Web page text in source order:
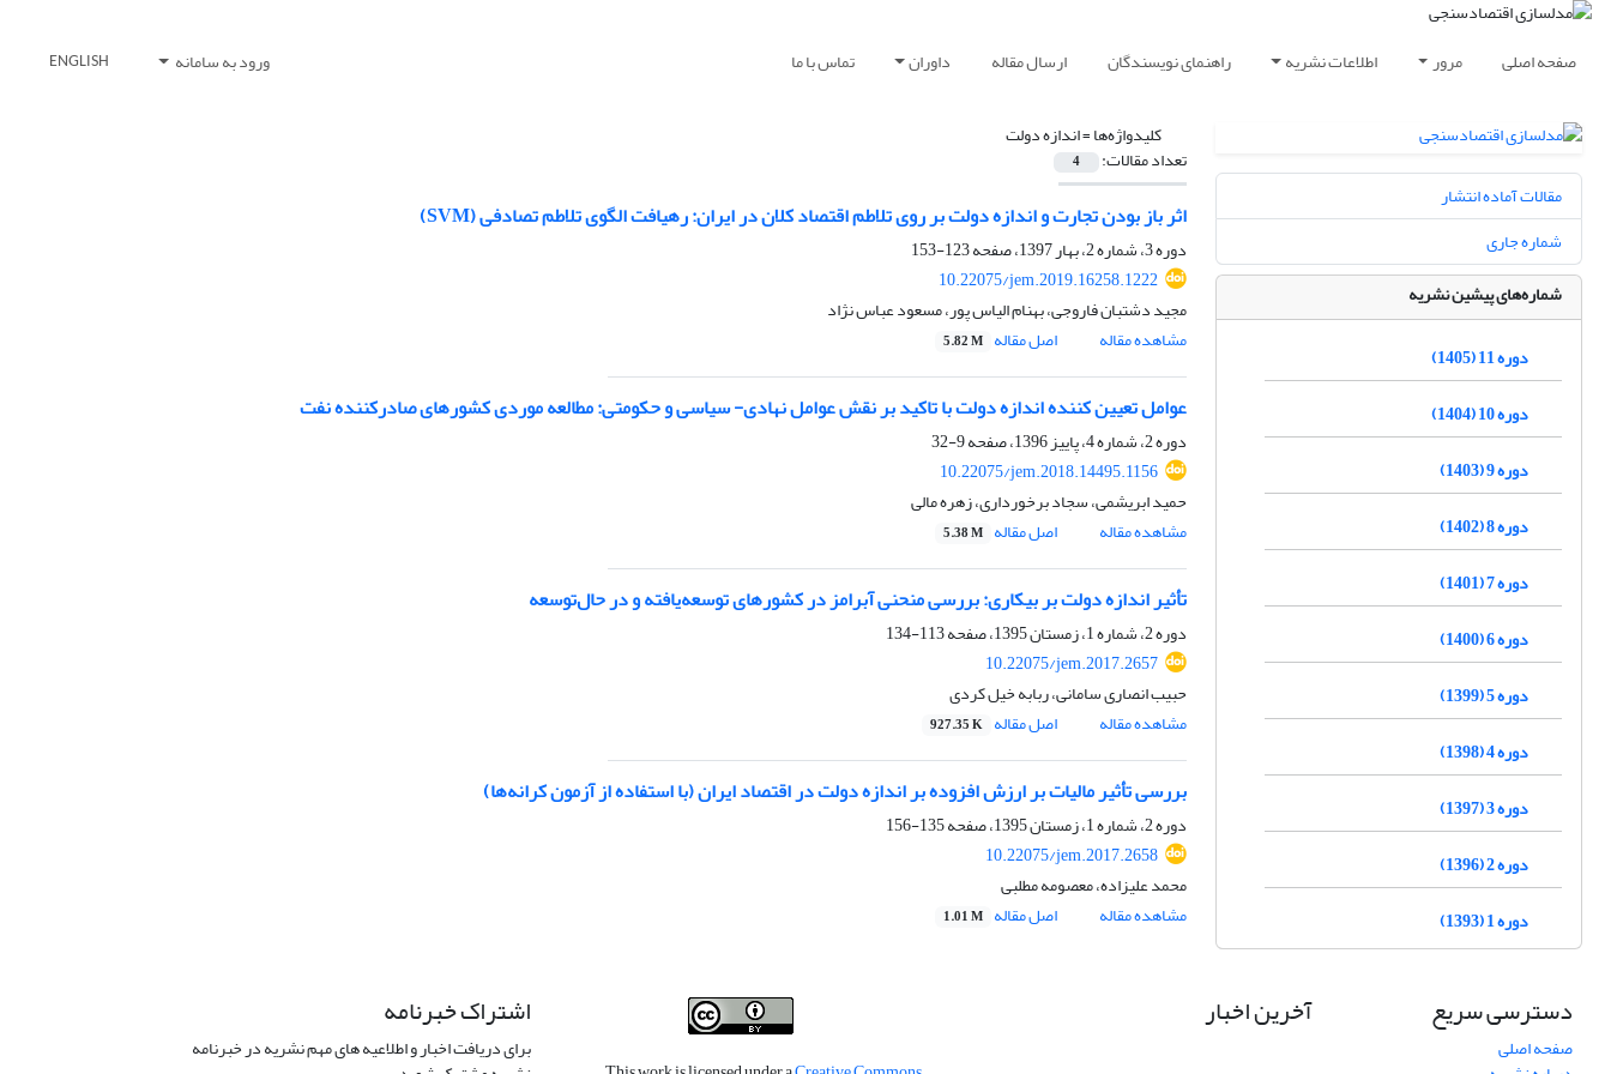
صفحه اصلی مرور اطلاعات نشریه راهنمای نویسندگان ارسال مقاله داوران تماس با ما ورود به سامانه ENGLISH
کلیدواژه‌ها =اندازه دولت
تعداد مقالات: 4
اثر باز بودن تجارت و اندازه دولت بر روی تلاطم اقتصاد کلان در ایران: رهیافت الگوی تلاطم تصادفی (SVM)
دوره 3، شماره 2، بهار 1397، صفحه
123-153
10.22075/jem.2019.16258.1222
مجید دشتبان فاروجی، بهنام الیاس پور، مسعود عباس نژاد
مشاهده مقاله
اصل مقاله 5.82 M
عوامل تعیین کننده اندازه دولت با تاکید بر نقش عوامل نهادی- سیاسی و حکومتی: مطالعه موردی کشورهای صادرکننده نفت
دوره 2، شماره 4، پاییز 1396، صفحه
9-32
10.22075/jem.2018.14495.1156
حمید ابریشمی، سجاد برخورداری، زهره مالی
مشاهده مقاله
اصل مقاله 5.38 M
تأثیر اندازه دولت بر بیکاری: بررسی منحنی آبرامز در کشورهای توسعه‌یافته و در حال‌توسعه
دوره 2، شماره 1، زمستان 1395، صفحه
113-134
10.22075/jem.2017.2657
حبیب انصاری سامانی، ربابه خیل کردی
مشاهده مقاله
اصل مقاله 927.35 K
بررسی تأثیر مالیات بر ارزش افزوده بر اندازه دولت در اقتصاد ایران (با استفاده از آزمون کرانه‌ها)
دوره 2، شماره 1، زمستان 1395، صفحه
135-156
10.22075/jem.2017.2658
محمد علیزاده، معصومه مطلبی
مشاهده مقاله
اصل مقاله 1.01 M
مقالات آماده انتشار
شماره جاری
شماره‌های پیشین نشریه
دوره 11 (1405)
دوره 10 (1404)
دوره 9 (1403)
دوره 8 (1402)
دوره 7 (1401)
دوره 6 (1400)
دوره 5 (1399)
دوره 4 (1398)
دوره 3 (1397)
دوره 2 (1396)
دوره 1 (1393)
دسترسی سریع
صفحه اصلی
آخرین اخبار اشتراک خبرنامه
برای دریافت اخبار و اطلاعیه های مهم نشریه در خبرنامه